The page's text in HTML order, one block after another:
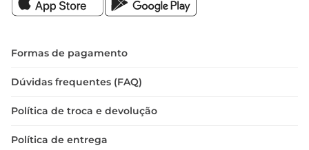
Formas de pagamento
Dúvidas frequentes (FAQ)
Política de troca e devolução
Política de entrega